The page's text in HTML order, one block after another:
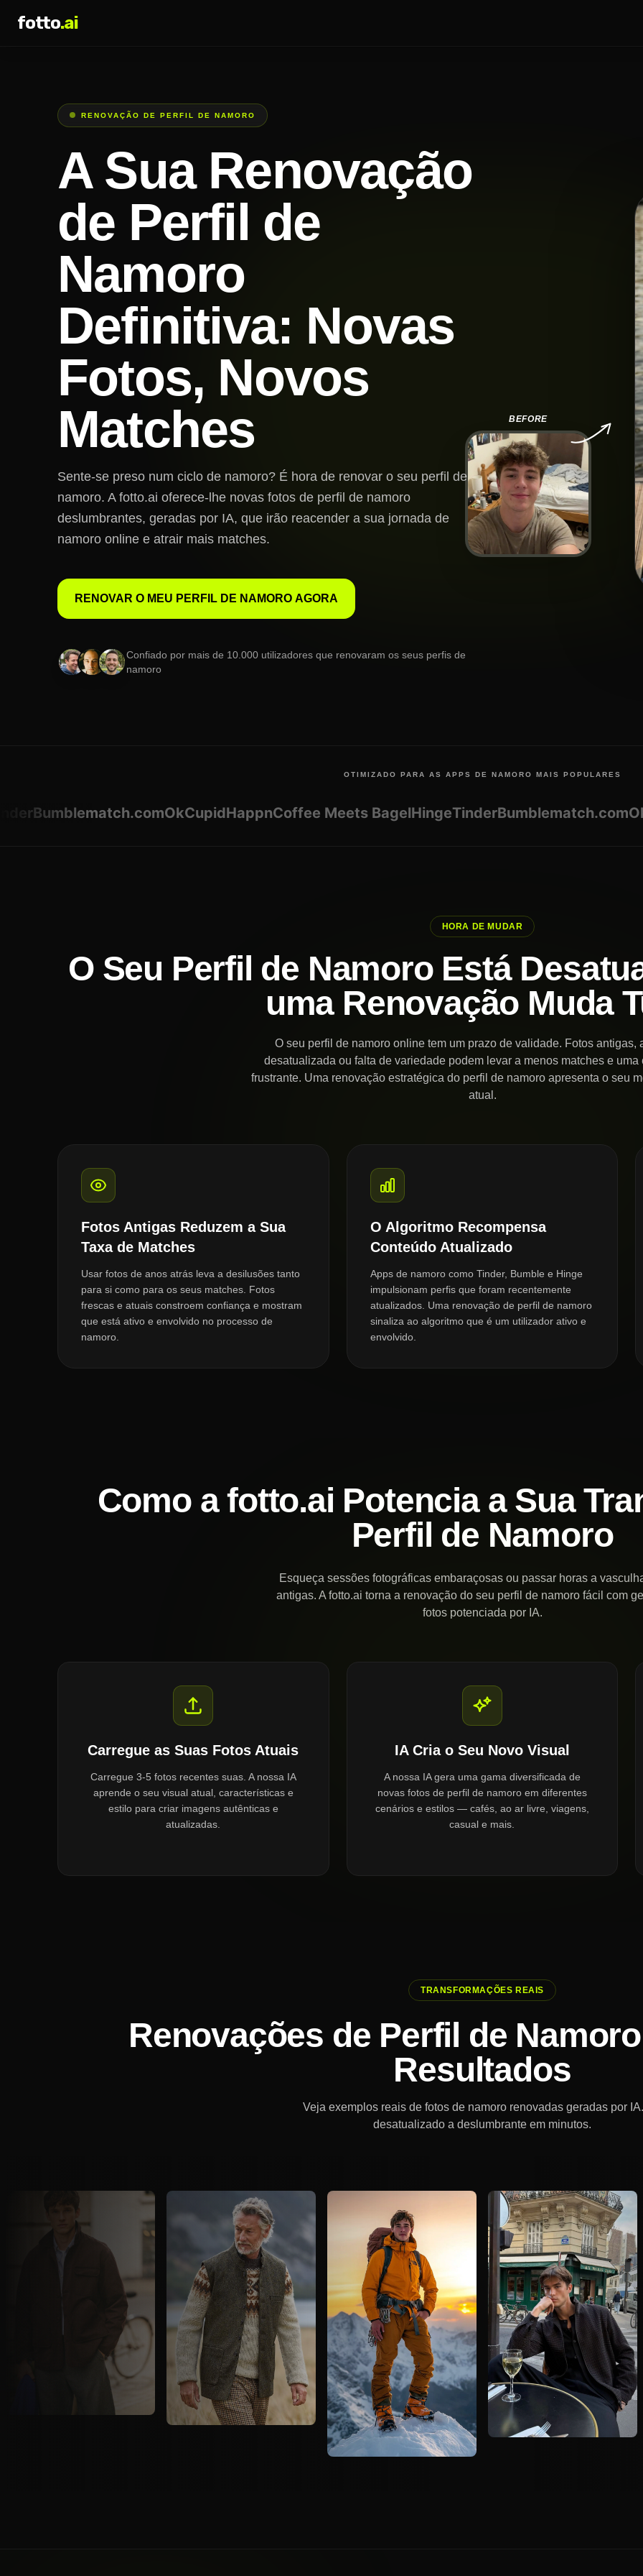
fotto.ai
RENOVAÇÃO DE PERFIL DE NAMORO
A Sua Renovação
de Perfil de
Namoro
Definitiva: Novas
Fotos, Novos
Matches
Sente-se preso num ciclo de namoro? É hora de renovar o seu perfil de
namoro. A fotto.ai oferece-lhe novas fotos de perfil de namoro
deslumbrantes, geradas por IA, que irão reacender a sua jornada de
namoro online e atrair mais matches.
RENOVAR O MEU PERFIL DE NAMORO AGORA
Confiado por mais de 10.000 utilizadores que renovaram os seus perfis de
namoro
BEFORE
OTIMIZADO PARA AS APPS DE NAMORO MAIS POPULARES
Bumblematch.comOkCupidHappnCoffee Meets BagelHingeTinderBumblematch.com
HORA DE MUDAR
O Seu Perfil de Namoro Está
uma Renovação Muda
O seu perfil de namoro online tem um prazo de validade. Fotos antigas,
desatualizada ou falta de variedade podem levar a menos matches e uma
frustrante. Uma renovação estratégica do perfil de namoro apresenta o seu
atual.
Fotos Antigas Reduzem a Sua
Taxa de Matches
Usar fotos de anos atrás leva a desilusões tanto
para si como para os seus matches. Fotos
frescas e atuais constroem confiança e mostram
que está ativo e envolvido no processo de
namoro.
O Algoritmo Recompensa
Conteúdo Atualizado
Apps de namoro como Tinder, Bumble e Hinge
impulsionam perfis que foram recentemente
atualizados. Uma renovação de perfil de namoro
sinaliza ao algoritmo que é um utilizador ativo e
envolvido.
Como a fotto.ai Potencia a Sua
Perfil de Namoro
Esqueça sessões fotográficas embaraçosas ou passar horas a
antigas. A fotto.ai torna a renovação do seu perfil de namoro fácil com
fotos potenciada por IA.
Carregue as Suas Fotos Atuais
Carregue 3-5 fotos recentes suas. A nossa IA
aprende o seu visual atual, características e
estilo para criar imagens autênticas e
atualizadas.
IA Cria o Seu Novo Visual
A nossa IA gera uma gama diversificada de
novas fotos de perfil de namoro em diferentes
cenários e estilos — cafés, ao ar livre, viagens,
casual e mais.
TRANSFORMAÇÕES REAIS
Renovações de Perfil de
Resultados
Veja exemplos reais de fotos de namoro renovadas geradas por
desatualizado a deslumbrante em minutos.